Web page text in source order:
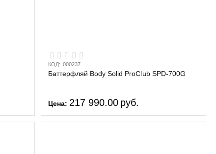
КОД: 000237
Баттерфляй Body Solid ProClub SPD-700G
Цена: 217 990.00 руб.